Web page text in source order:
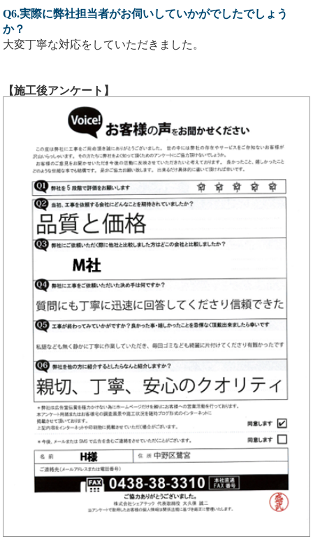
Q6.実際に弊社担当者がお伺いしていかがでしたでしょう
か？
大変丁寧な対応をしていただきました。
【施工後アンケート】